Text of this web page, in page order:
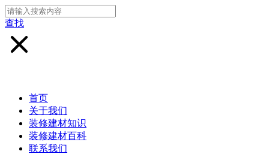
查找
首页
关于我们
装修建材知识
装修建材百科
联系我们